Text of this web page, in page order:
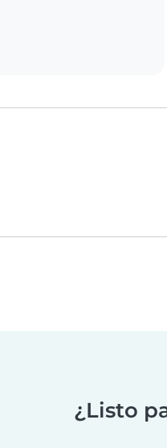
¿Listo